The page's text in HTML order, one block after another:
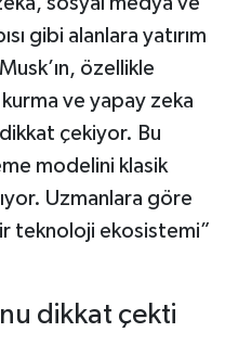
gibi alanlara yatırım
özellikle
ve yapay zeka
çekiyor. Bu
modelini klasik
Uzmanlara göre
teknoloji ekosistemi”
dikkat çekti